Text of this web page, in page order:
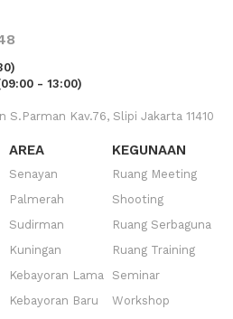
- 13:00)
Kav.76, Slipi Jakarta 11410
AREA
Senayan
Palmerah
Sudirman
Kuningan
Kebayoran Lama
Kebayoran Baru
KEGUNAAN
Ruang Meeting
Shooting
Ruang Serbaguna
Ruang Training
Seminar
Workshop